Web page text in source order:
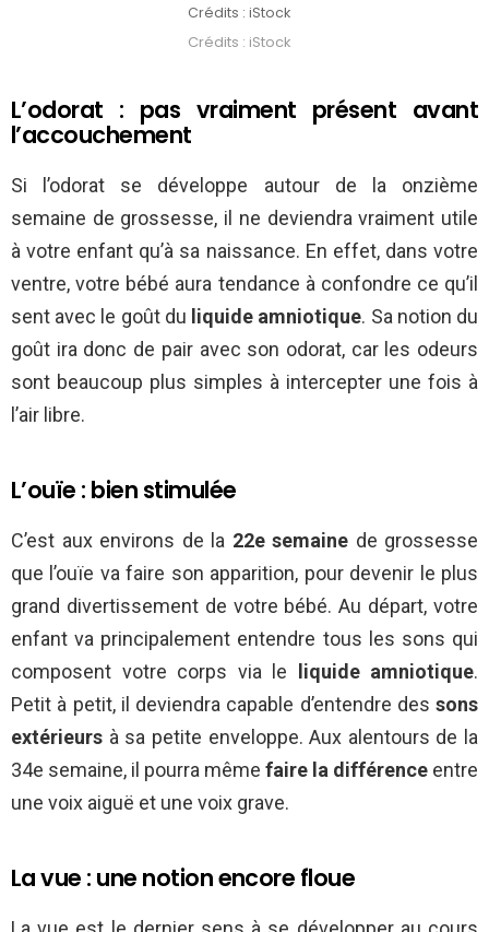
Crédits : iStock
Crédits : iStock
L’odorat : pas vraiment présent avant
l’accouchement
Si l’odorat se développe autour de la onzième
semaine de grossesse, il ne deviendra vraiment utile
à votre enfant qu’à sa naissance. En effet, dans votre
ventre, votre bébé aura tendance à confondre ce qu’il
sent avec le goût du liquide amniotique. Sa notion du
goût ira donc de pair avec son odorat, car les odeurs
sont beaucoup plus simples à intercepter une fois à
l’air libre.
L’ouïe : bien stimulée
C’est aux environs de la 22e semaine de grossesse
que l’ouïe va faire son apparition, pour devenir le plus
grand divertissement de votre bébé. Au départ, votre
enfant va principalement entendre tous les sons qui
composent votre corps via le
liquide amniotique.
Petit à petit, il deviendra capable d’entendre des sons
extérieurs à sa petite enveloppe. Aux alentours de la
34e semaine, il pourra même faire la différence entre
une voix aiguë et une voix grave.
La vue : une notion encore floue